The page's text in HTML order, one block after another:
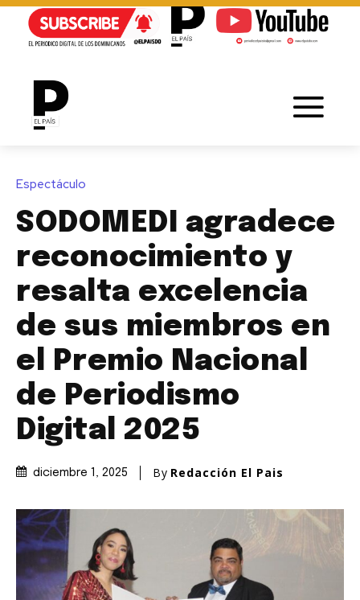
Espectáculo
SODOMEDI agradece
reconocimiento y
resalta excelencia
de sus miembros en
el Premio Nacional
de Periodismo
Digital 2025
diciembre 1, 2025 By Redacción El Pais